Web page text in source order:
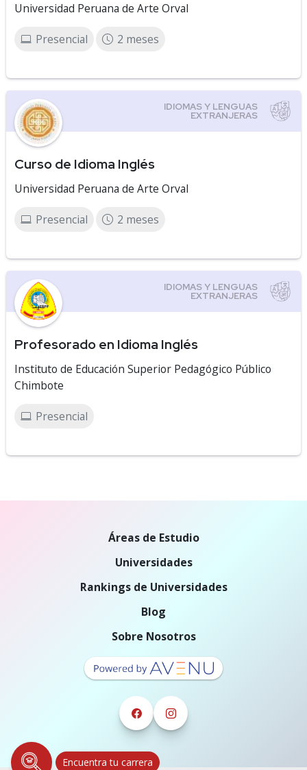
Universidad Peruana de Arte Orval
Presencial 2 meses
Curso de Idioma Inglés
Universidad Peruana de Arte Orval
Presencial 2 meses
Profesorado en Idioma Inglés
Instituto de Educación Superior Pedagógico Público
Chimbote
Presencial
Encuentra tu carrera
Áreas de Estudio
Universidades
Rankings de Universidades
Blog
Sobre Nosotros